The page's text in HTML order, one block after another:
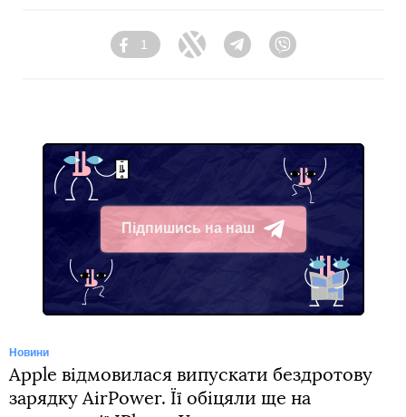
Facebook
1
Twitter TelegramViber
Підпишись на наш
Telegram
Новини
Apple відмовилася випускати бездротову
зарядку AirPower. Її обіцяли ще на